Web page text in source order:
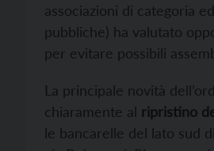
associazioni di categoria
pubbliche) ha valutato
per evitare possibili
La principale novità
chiaramente al ripristino
le bancarelle del lato sud